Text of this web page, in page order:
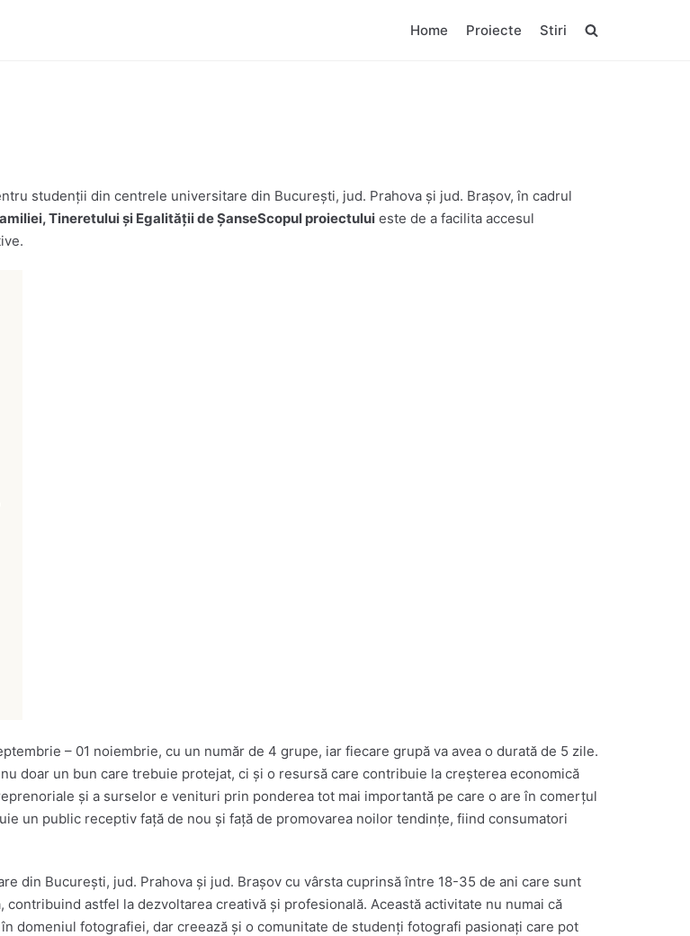
Home Proiecte Stiri
studenții din centrele universitare din București, jud. Prahova și jud. Brașov, în cadrul
Tineretului și Egalității de ȘanseScopul proiectului este de a facilita accesul
– 01 noiembrie, cu un număr de 4 grupe, iar fiecare grupă va avea o durată de 5 zile.
doar un bun care trebuie protejat, ci și o resursă care contribuie la creșterea economică
și a surselor e venituri prin ponderea tot mai importantă pe care o are în comerțul
un public receptiv față de nou și față de promovarea noilor tendințe, fiind consumatori
din București, jud. Prahova și jud. Brașov cu vârsta cuprinsă între 18-35 de ani care sunt
astfel la dezvoltarea creativă și profesională. Această activitate nu numai că
domeniul fotografiei, dar creează și o comunitate de studenți fotografi pasionați care pot